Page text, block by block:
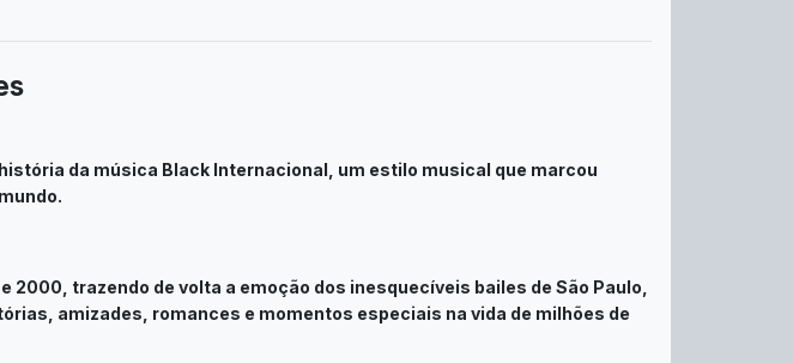
da música Black Internacional, um estilo musical que marcou
trazendo de volta a emoção dos inesquecíveis bailes de São Paulo,
amizades, romances e momentos especiais na vida de milhões de